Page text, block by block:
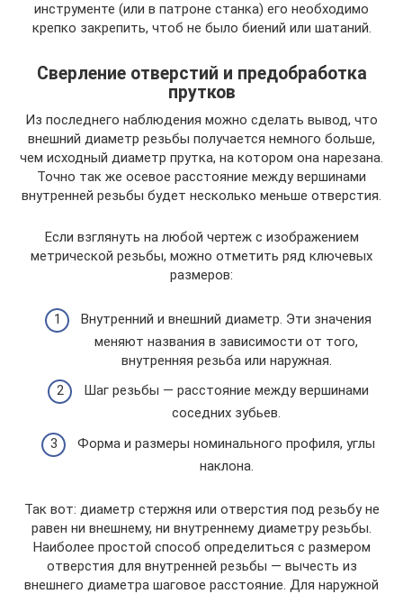
инструменте (или в патроне станка) его необходимо
крепко закрепить, чтоб не было биений или шатаний.
Сверление отверстий и предобработка
прутков
Из последнего наблюдения можно сделать вывод, что
внешний диаметр резьбы получается немного больше,
чем исходный диаметр прутка, на котором она нарезана.
Точно так же осевое расстояние между вершинами
внутренней резьбы будет несколько меньше отверстия.
Если взглянуть на любой чертеж с изображением
метрической резьбы, можно отметить ряд ключевых
размеров:
Внутренний и внешний диаметр. Эти значения
меняют названия в зависимости от того,
внутренняя резьба или наружная.
Шаг резьбы — расстояние между вершинами
соседних зубьев.
Форма и размеры номинального профиля, углы
наклона.
Так вот: диаметр стержня или отверстия под резьбу не
равен ни внешнему, ни внутреннему диаметру резьбы.
Наиболее простой способ определиться с размером
отверстия для внутренней резьбы — вычесть из
внешнего диаметра шаговое расстояние. Для наружной